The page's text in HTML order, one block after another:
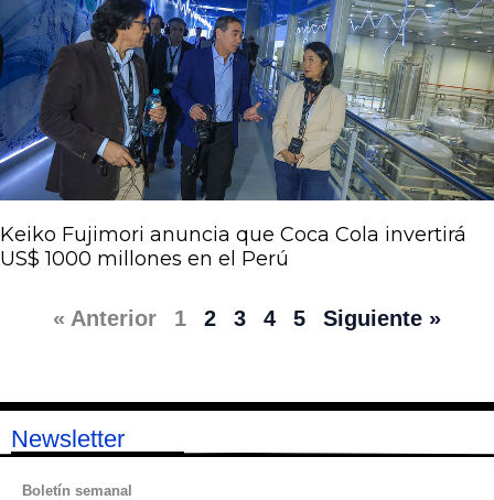
Keiko Fujimori anuncia que Coca Cola invertirá
US$ 1000 millones en el Perú
« Anterior 1 2 3 4 5 Siguiente »
Newsletter
Boletín semanal